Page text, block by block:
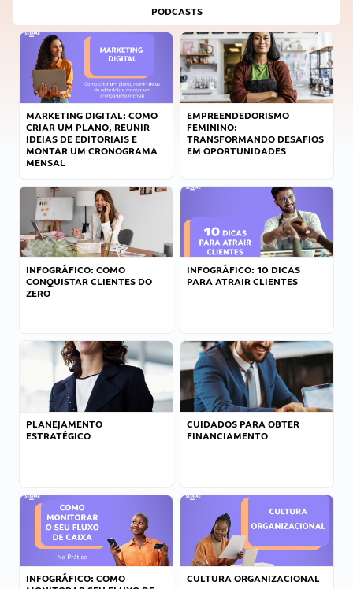
PODCASTS
MARKETING DIGITAL: COMO
CRIAR UM PLANO, REUNIR
IDEIAS DE EDITORIAIS E
MONTAR UM CRONOGRAMA
MENSAL
EMPREENDEDORISMO
FEMININO:
TRANSFORMANDO DESAFIOS
EM OPORTUNIDADES
INFOGRÁFICO: COMO
CONQUISTAR CLIENTES DO
ZERO
INFOGRÁFICO: 10 DICAS
PARA ATRAIR CLIENTES
PLANEJAMENTO
ESTRATÉGICO
CUIDADOS PARA OBTER
FINANCIAMENTO
INFOGRÁFICO: COMO
CULTURA ORGANIZACIONAL